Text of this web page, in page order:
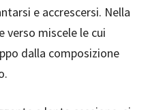
e accrescersi. Nella
verso miscele le cui
dalla composizione